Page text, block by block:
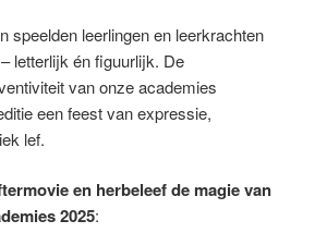
speelden leerlingen en leerkrachten
– letterlijk én figuurlijk. De
van onze academies
een feest van expressie,
lef.
en herbeleef de magie van
2025: